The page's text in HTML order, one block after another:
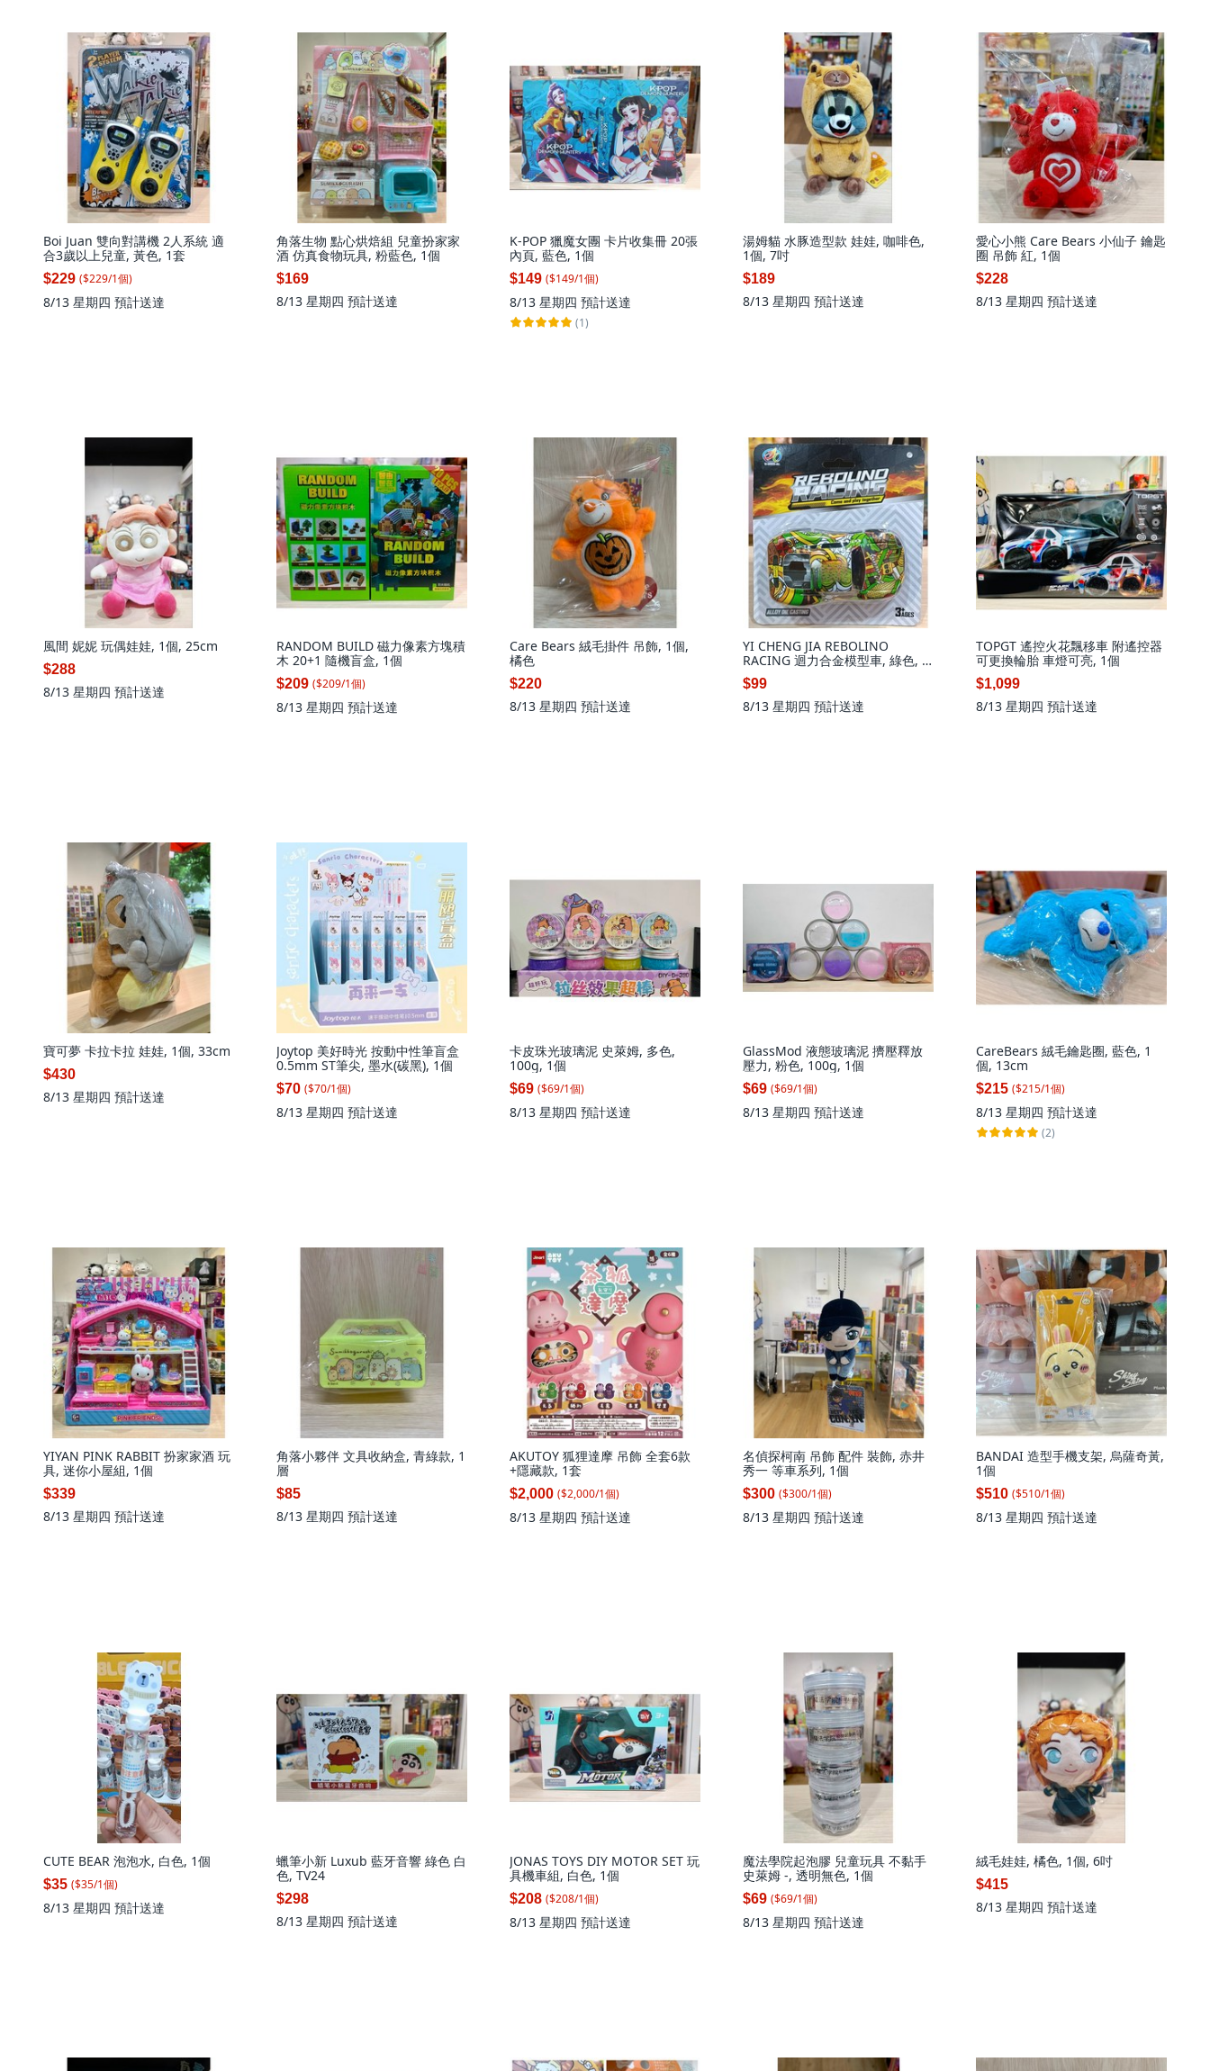
Boi Juan 雙向對講機 2人系統 適
合3歲以上兒童, 黃色, 1套
$229 ($229/1個)
8/13 星期四 預計送達
角落生物 點心烘焙組 兒童扮家家
酒 仿真食物玩具, 粉藍色, 1個
$169
8/13 星期四 預計送達
K-POP 獵魔女團 卡片收集冊 20張
內頁, 藍色, 1個
$149 ($149/1個)
8/13 星期四 預計送達
(1)
湯姆貓 水豚造型款 娃娃, 咖啡色,
1個, 7吋
$189
8/13 星期四 預計送達
愛心小熊 Care Bears 小仙子 鑰匙
圈 吊飾 紅, 1個
$228
8/13 星期四 預計送達
風間 妮妮 玩偶娃娃, 1個, 25cm
$288
8/13 星期四 預計送達
RANDOM BUILD 磁力像素方塊積
木 20+1 隨機盲盒, 1個
$209 ($209/1個)
8/13 星期四 預計送達
Care Bears 絨毛掛件 吊飾, 1個,
橘色
$220
8/13 星期四 預計送達
YI CHENG JIA REBOLINO
RACING 迴力合金模型車, 綠色, 1
個
$99
8/13 星期四 預計送達
TOPGT 遙控火花飄移車 附遙控器
可更換輪胎 車燈可亮, 1個
$1,099
8/13 星期四 預計送達
寶可夢 卡拉卡拉 娃娃, 1個, 33cm
$430
8/13 星期四 預計送達
Joytop 美好時光 按動中性筆盲盒
0.5mm ST筆尖, 墨水(碳黑), 1個
$70 ($70/1個)
8/13 星期四 預計送達
卡皮珠光玻璃泥 史萊姆, 多色,
100g, 1個
$69 ($69/1個)
8/13 星期四 預計送達
GlassMod 液態玻璃泥 擠壓釋放
壓力, 粉色, 100g, 1個
$69 ($69/1個)
8/13 星期四 預計送達
CareBears 絨毛鑰匙圈, 藍色, 1
個, 13cm
$215 ($215/1個)
8/13 星期四 預計送達
(2)
YIYAN PINK RABBIT 扮家家酒 玩
具, 迷你小屋組, 1個
$339
8/13 星期四 預計送達
角落小夥伴 文具收納盒, 青綠款, 1
層
$85
8/13 星期四 預計送達
AKUTOY 狐狸達摩 吊飾 全套6款
+隱藏款, 1套
$2,000 ($2,000/1個)
8/13 星期四 預計送達
名偵探柯南 吊飾 配件 裝飾, 赤井
秀一 等車系列, 1個
$300 ($300/1個)
8/13 星期四 預計送達
BANDAI 造型手機支架, 烏薩奇黃,
1個
$510 ($510/1個)
8/13 星期四 預計送達
CUTE BEAR 泡泡水, 白色, 1個
$35 ($35/1個)
8/13 星期四 預計送達
蠟筆小新 Luxub 藍牙音響 綠色 白
色, TV24
$298
8/13 星期四 預計送達
JONAS TOYS DIY MOTOR SET 玩
具機車組, 白色, 1個
$208 ($208/1個)
8/13 星期四 預計送達
魔法學院起泡膠 兒童玩具 不黏手
史萊姆 -, 透明無色, 1個
$69 ($69/1個)
8/13 星期四 預計送達
絨毛娃娃, 橘色, 1個, 6吋
$415
8/13 星期四 預計送達